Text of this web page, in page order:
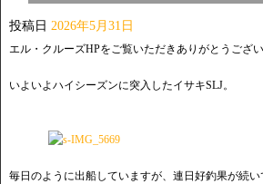
投稿日 2026年5月31日
エル・クルーズHPをご覧いただきありがとうござい
いよいよハイシーズンに突入したイサキSLJ。
毎日のように出船していますが、連日好釣果が続い